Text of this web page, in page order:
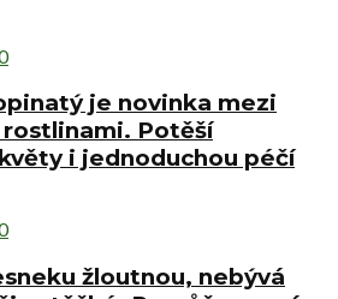
je novinka mezi
Potěší
i jednoduchou péčí
žloutnou, nebývá